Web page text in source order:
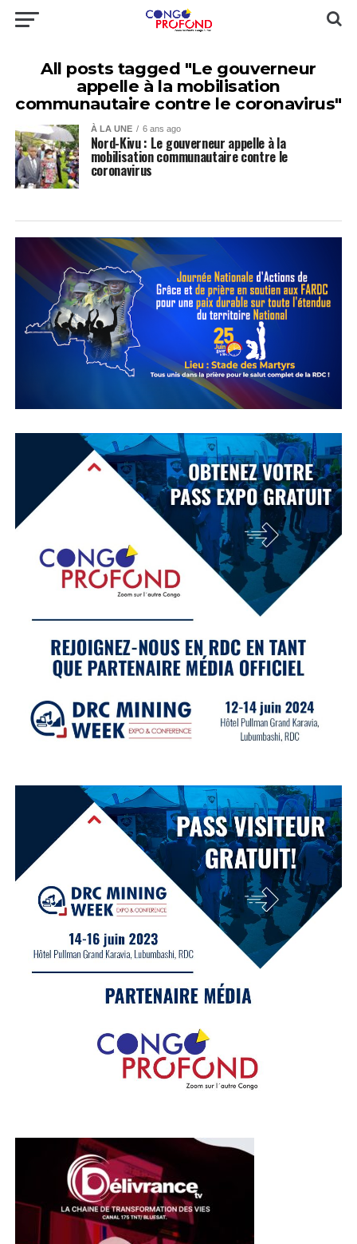
All posts tagged "Le gouverneur
appelle à la mobilisation
communautaire contre le coronavirus"
À LA UNE 6 ans ago
Nord-Kivu : Le gouverneur appelle à la
mobilisation communautaire contre le
coronavirus